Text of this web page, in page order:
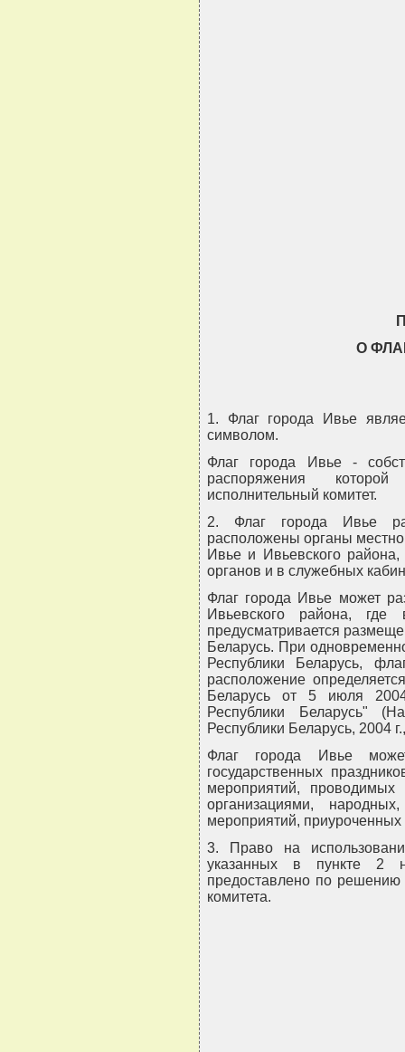
О
1. Флаг города Ивье
символом.
Флаг города Ивье -
распоряжения
исполнительный комитет.
2. Флаг города Ивье
расположены органы
Ивье и Ивьевского
органов и в служебных
Флаг города Ивье может
Ивьевского района, где
предусматривается
Беларусь. При
Республики Беларусь,
расположение
Беларусь от 5 июля
Республики Беларусь"
Республики Беларусь, 2004
Флаг города Ивье
государственных
мероприятий,
организациями,
мероприятий,
3. Право на
указанных в пункте 2
предоставлено по решению
комитета.